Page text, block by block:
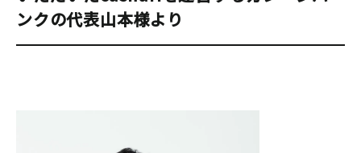
ンクの代表山本様より